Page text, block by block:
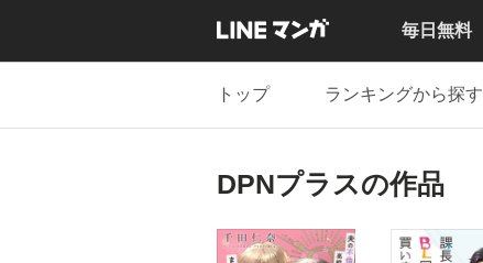
毎日無料
トップ ランキングから探す
DPNプラスの作品